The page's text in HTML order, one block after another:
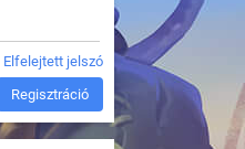
Elfelejtett jelszó
Regisztráció